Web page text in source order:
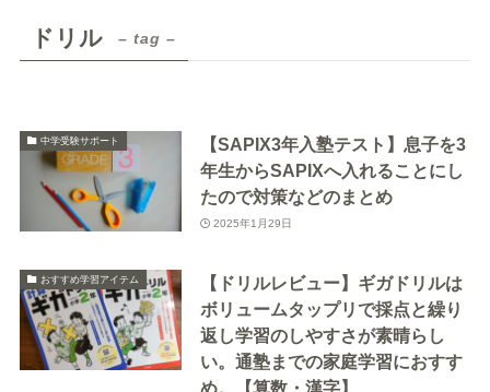
ドリル – tag –
中学受験サポート
【SAPIX3年入塾テスト】息子を3
年生からSAPIXへ入れることにし
たので対策などのまとめ
2025年1月29日
おすすめ学習アイテム
【ドリルレビュー】ギガドリルは
ボリュームタップリで採点と繰り
返し学習のしやすさが素晴らし
い。通塾までの家庭学習におすす
め。【算数・漢字】